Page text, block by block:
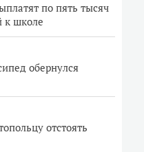
по пять тысяч
к школе
обернулся
отстоять